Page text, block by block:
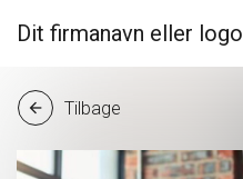
Dit firmanavn eller logo
arrow_back Tilbage